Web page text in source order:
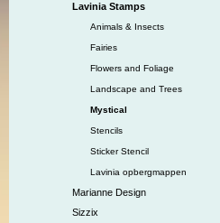
Lavinia Stamps
Animals & Insects
Fairies
Flowers and Foliage
Landscape and Trees
Mystical
Stencils
Sticker Stencil
Lavinia opbergmappen
Marianne Design
Sizzix